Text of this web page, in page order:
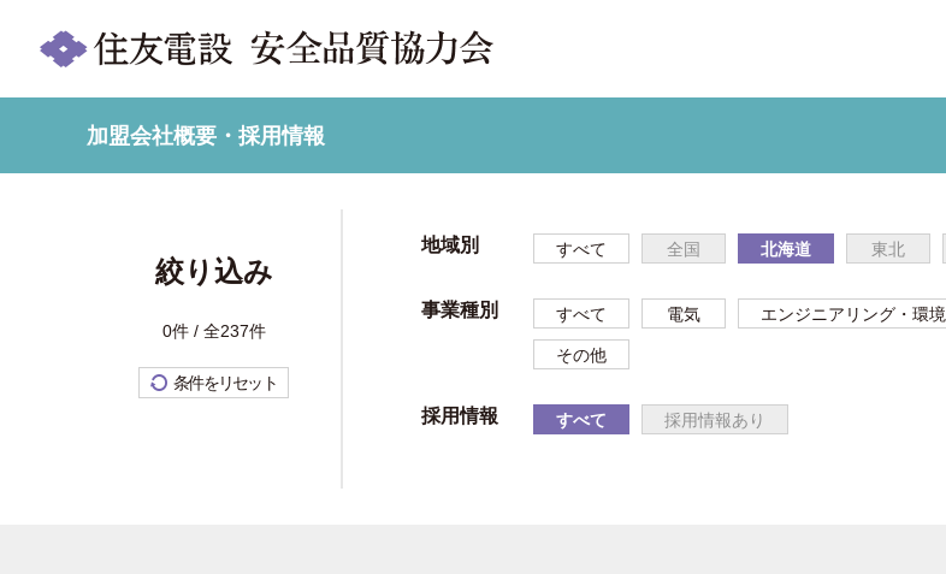
加盟会社概要・採用情報
絞り込み
0件 / 全237件
条件をリセット
地域別 すべて 全国 北海道 東北
事業種別 すべて 電気 エンジニアリング・環境
その他
採用情報 すべて 採用情報あり